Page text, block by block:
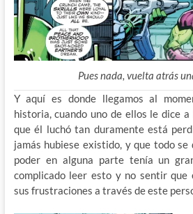
Pues nada, vuelta atrás
Y aquí es donde llegamos al
historia, cuando uno de ellos le dice a
que él luchó tan duramente está
jamás hubiese existido, y que todo se
poder en alguna parte tenía un
complicado leer esto y no sentir que
sus frustraciones a través de este